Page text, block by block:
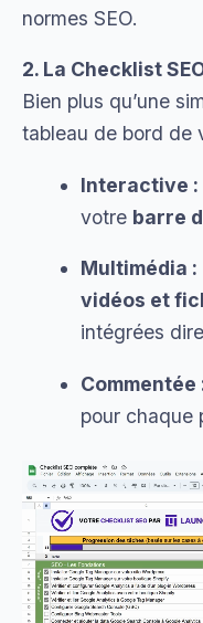
normes SEO.
2. La Checklist
Bien plus qu’une
tableau de bord de
Interactive :
votre barre
Multimédia :
vidéos et
intégrées
Commentée
pour chaque
Lecteur
vidéo